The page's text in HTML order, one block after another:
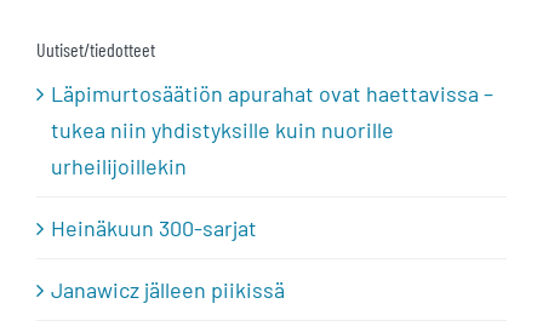
Uutiset/tiedotteet
Läpimurtosäätiön apurahat ovat haettavissa –
tukea niin yhdistyksille kuin nuorille
urheilijoillekin
Heinäkuun 300-sarjat
Janawicz jälleen piikissä